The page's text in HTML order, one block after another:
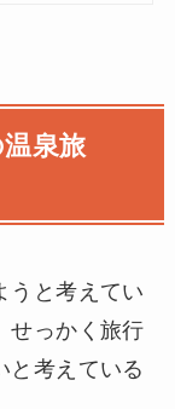
泉旅
うと考えてい
せっかく旅行
と考えている